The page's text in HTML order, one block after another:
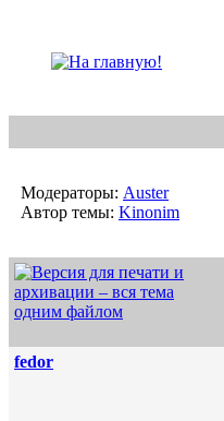
Модераторы: Auster
Автор темы: Kinonim
fedor